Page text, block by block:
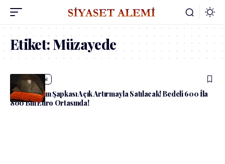
Etiket:Müzayede
admin Güncel
Napolyon’un Şapkası Açık Artırmayla Satılacak! Bedeli 600 İla
800 Bin Euro Ortasında!